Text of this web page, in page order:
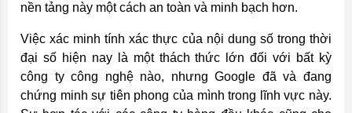
nền tảng này một cách an toàn và minh bạch hơn.
Việc xác minh tính xác thực của nội dung số trong thời
đại số hiện nay là một thách thức lớn đối với bất kỳ
công ty công nghệ nào, nhưng Google đã và đang
chứng minh sự tiên phong của mình trong lĩnh vực này.